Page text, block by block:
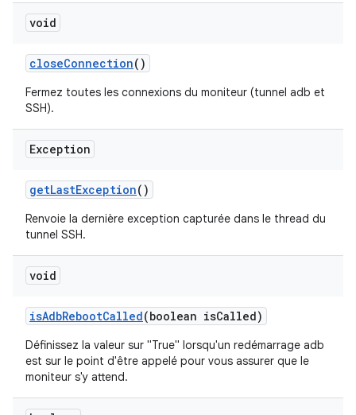
void
closeConnection()
Fermez toutes les connexions du moniteur (tunnel adb et
SSH).
Exception
getLastException()
Renvoie la dernière exception capturée dans le thread du
tunnel SSH.
void
isAdbRebootCalled(boolean isCalled)
Définissez la valeur sur "True" lorsqu'un redémarrage adb
est sur le point d'être appelé pour vous assurer que le
moniteur s'y attend.